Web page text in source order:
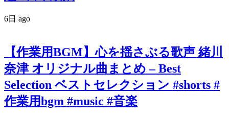
6日 ago
【作業用BGM】心を揺さぶる歌声 緒川
奈津 オリジナル曲まとめ – Best
Selection ベストセレクション #shorts #
作業用bgm #music #音楽